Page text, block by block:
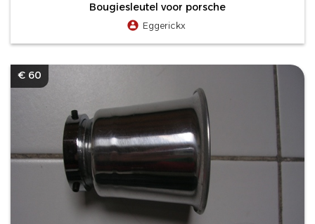
Bougiesleutel voor porsche
Eggerickx
€ 60